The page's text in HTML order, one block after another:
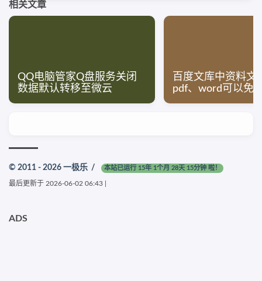
ADS
相关文章
QQ电脑管家Q盘服务关闭
数据默认转移至微云
百度文库中资料文
pdf、word可以免
© 2011 - 2026 一极乐 / 本站已运行 15年 1个月 28天 15分钟 啦！
最后更新于 2026-06-02 06:43